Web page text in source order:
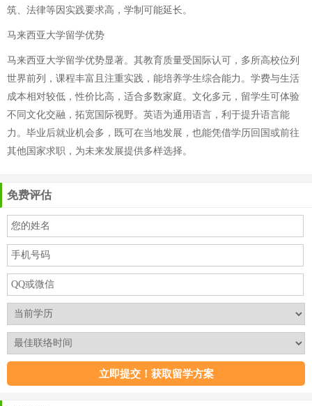
筑、法律等因实践要求高，学制可能延长。
马来西亚大学留学优势
马来西亚大学留学优势显著。其教育质量受国际认可，多所高校位列
世界前列，课程丰富且注重实践，能培养学生综合能力。学费与生活
成本相对较低，性价比高，适合多数家庭。文化多元，留学生可体验
不同文化交融，拓宽国际视野。英语为通用语言，利于提升语言能
力。毕业后就业机会多，既可在当地发展，也能凭借学历回国或前往
其他国家求职，为未来发展提供多样选择。
免费评估